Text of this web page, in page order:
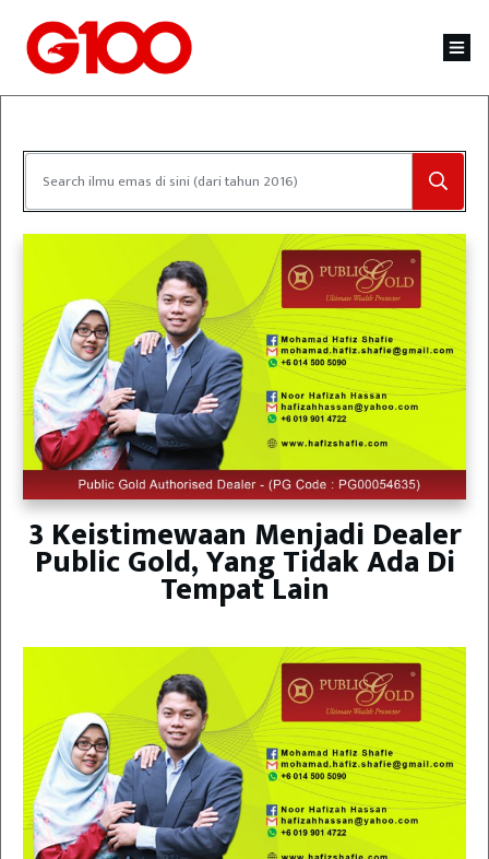
3 Keistimewaan Menjadi Dealer
Public Gold, Yang Tidak Ada Di
Tempat Lain